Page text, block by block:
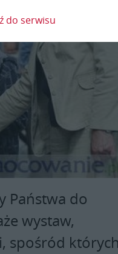
Państwa do
wystaw,
spośród
do serwisu